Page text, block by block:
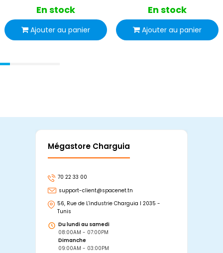
En stock
Ajouter au panier
En stock
Ajouter au panier
Mégastore Charguia
70 22 33 00
support-client@spacenet.tn
56, Rue de L'industrie Charguia I 2035 -
Tunis
Du lundi au samedi
08:00AM - 07:00PM
Dimanche
09:00AM - 03:00PM